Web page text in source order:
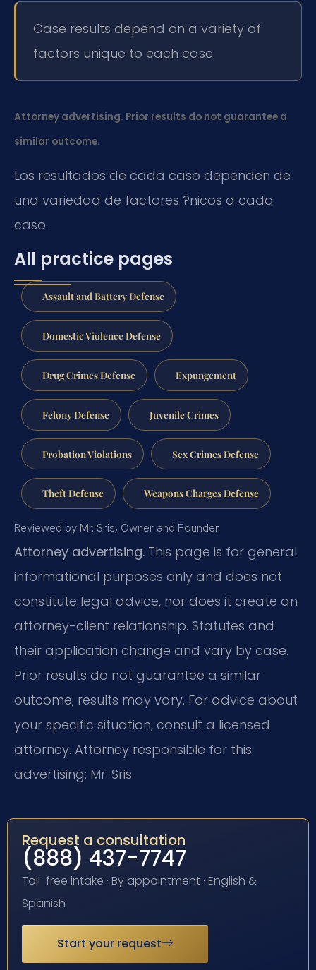
Case results depend on a variety of
factors unique to each case.
Attorney advertising. Prior results do not guarantee a
similar outcome.
Los resultados de cada caso dependen de
una variedad de factores ?nicos a cada
caso.
All practice pages
Assault and Battery Defense
Domestic Violence Defense
Drug Crimes Defense Expungement
Felony Defense Juvenile Crimes
Probation Violations Sex Crimes Defense
Theft Defense Weapons Charges Defense
Reviewed by Mr. Sris, Owner and Founder.
Attorney advertising. This page is for general
informational purposes only and does not
constitute legal advice, nor does it create an
attorney-client relationship. Statutes and
their application change and vary by case.
Prior results do not guarantee a similar
outcome; results may vary. For advice about
your specific situation, consult a licensed
attorney. Attorney responsible for this
advertising: Mr. Sris.
Request a consultation
(888) 437-7747
Toll-free intake · By appointment · English &
Spanish
Start your request